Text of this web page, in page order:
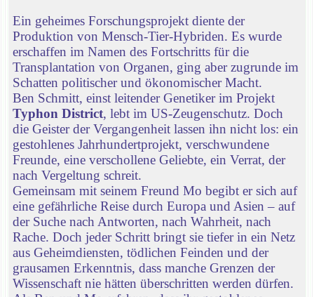
Ein geheimes Forschungsprojekt diente der
Produktion von Mensch-Tier-Hybriden. Es wurde
erschaffen im Namen des Fortschritts für die
Transplantation von Organen, ging aber zugrunde im
Schatten politischer und ökonomischer Macht.
Ben Schmitt, einst leitender Genetiker im Projekt
Typhon District, lebt im US-Zeugenschutz. Doch
die Geister der Vergangenheit lassen ihn nicht los: ein
gestohlenes Jahrhundertprojekt, verschwundene
Freunde, eine verschollene Geliebte, ein Verrat, der
nach Vergeltung schreit.
Gemeinsam mit seinem Freund Mo begibt er sich auf
eine gefährliche Reise durch Europa und Asien – auf
der Suche nach Antworten, nach Wahrheit, nach
Rache. Doch jeder Schritt bringt sie tiefer in ein Netz
aus Geheimdiensten, tödlichen Feinden und der
grausamen Erkenntnis, dass manche Grenzen der
Wissenschaft nie hätten überschritten werden dürfen.